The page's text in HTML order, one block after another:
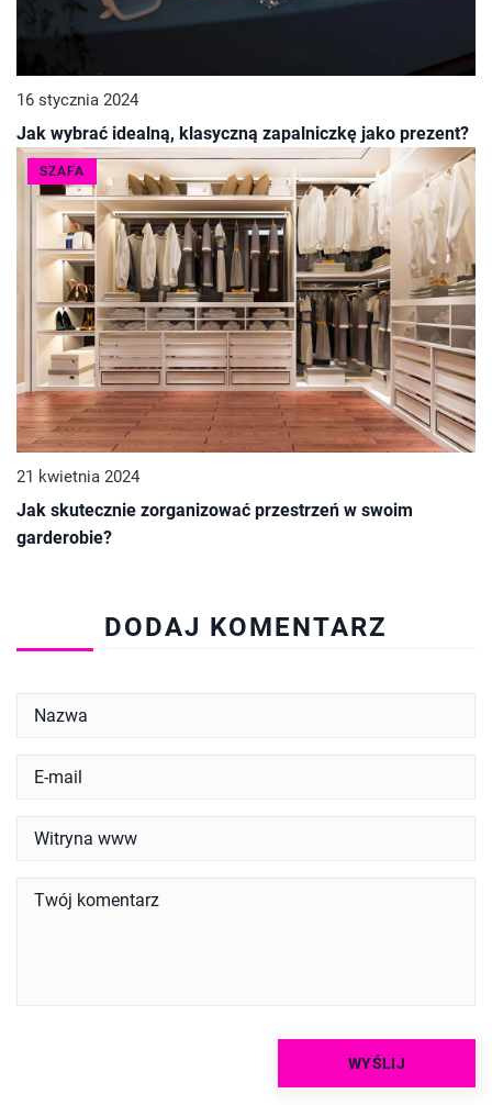
16 stycznia 2024
Jak wybrać idealną, klasyczną zapalniczkę jako prezent?
SZAFA
21 kwietnia 2024
Jak skutecznie zorganizować przestrzeń w swoim
garderobie?
DODAJ KOMENTARZ